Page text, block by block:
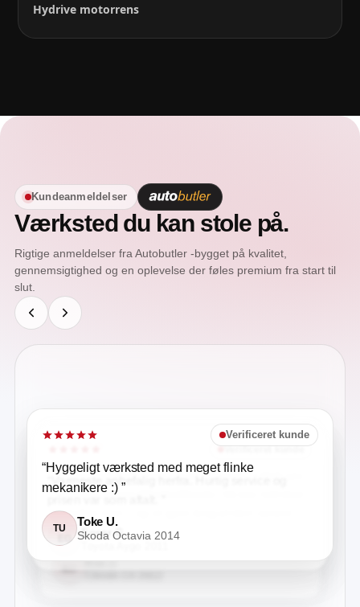
Hydrive motorrens
Kundeanmeldelser
Værksted du kan stole på.
Rigtige anmeldelser fra Autobutler -bygget på kvalitet,
gennemsigtighed og en oplevelse der føles premium fra start til
slut.
Verificeret kunde
“Hyggeligt værksted med meget flinke
mekanikere :) ”
TU
Toke U.
Skoda Octavia 2014
Verificeret kunde
Varmeste anbefalig herfra. Hurtig service og
Ensar G.
Verificeret kunde
“Er meget tilfreds med det jeg fik lavet .. aftalt pris
hvilket er meget tilfredsstillende. Så kan helt klart
anbefale dem .. og vil gøre brug af dem senere
igen”
KJ
Kim J.